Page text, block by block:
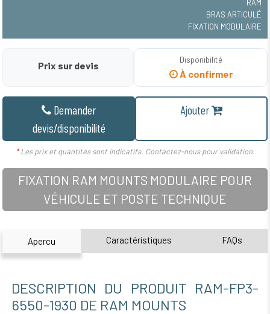
RAM
BRAS ARTICULÉ
FIXATION MODULAIRE
Prix sur devis
Disponibilité
À confirmer
Demander
devis/disponibilité
Ajouter
*Les prix et quantités sont indicatifs. Contactez-nous pour validation.
FIXATION RAM MOUNTS MODULAIRE POUR
VÉHICULE ET POSTE TECHNIQUE
Apercu Caractéristiques FAQs
DESCRIPTION DU PRODUIT RAM-FP3-
6550-1930 DE RAM MOUNTS